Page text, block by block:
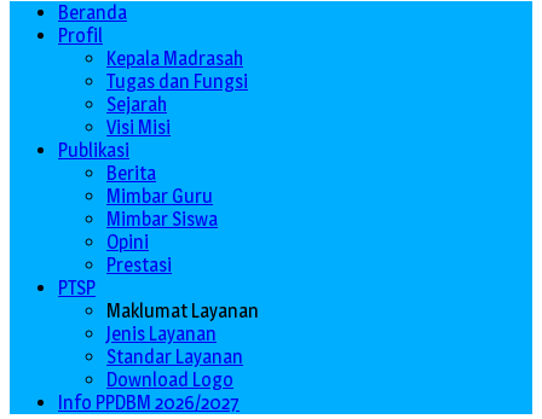
Beranda
Profil
Kepala Madrasah
Tugas dan Fungsi
Sejarah
Visi Misi
Publikasi
Berita
Mimbar Guru
Mimbar Siswa
Opini
Prestasi
PTSP
Maklumat Layanan
Jenis Layanan
Standar Layanan
Download Logo
Info PPDBM 2026/2027